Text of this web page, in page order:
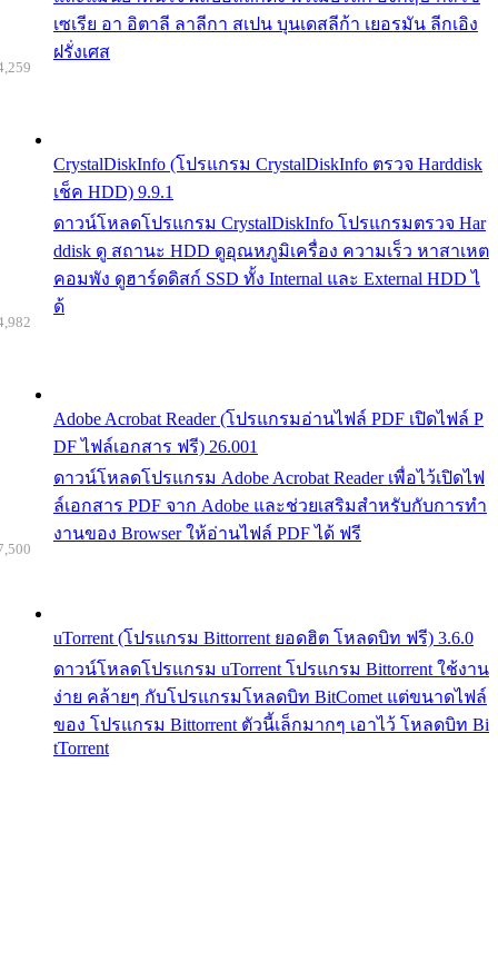
เซเรีย อา อิตาลี ลาลีกา สเปน บุนเดสลีก้า เยอรมัน ลีกเอิง
ฝรั่งเศส
CrystalDiskInfo (โปรแกรม CrystalDiskInfo ตรวจ Harddisk
เช็ค HDD) 9.9.1
ดาวน์โหลดโปรแกรม CrystalDiskInfo โปรแกรมตรวจ Har
ddisk ดู สถานะ HDD ดูอุณหภูมิเครื่อง ความเร็ว หาสาเหต
คอมพัง ดูฮาร์ดดิสก์ SSD ทั้ง Internal และ External HDD ไ
ด้
Adobe Acrobat Reader (โปรแกรมอ่านไฟล์ PDF เปิดไฟล์ P
DF ไฟล์เอกสาร ฟรี) 26.001
ดาวน์โหลดโปรแกรม Adobe Acrobat Reader เพื่อไว้เปิดไฟ
ล์เอกสาร PDF จาก Adobe และช่วยเสริมสำหรับกับการทำ
งานของ Browser ให้อ่านไฟล์ PDF ได้ ฟรี
uTorrent (โปรแกรม Bittorrent ยอดฮิต โหลดบิท ฟรี) 3.6.0
ดาวน์โหลดโปรแกรม uTorrent โปรแกรม Bittorrent ใช้งาน
ง่าย คล้ายๆ กับโปรแกรมโหลดบิท BitComet แต่ขนาดไฟล์
ของ โปรแกรม Bittorrent ตัวนี้เล็กมากๆ เอาไว้ โหลดบิท Bi
tTorrent